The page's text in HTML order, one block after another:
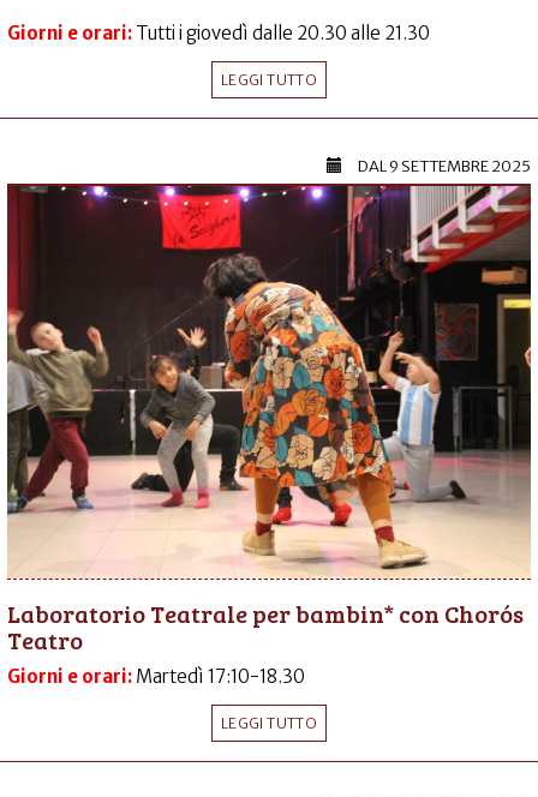
Giorni e orari: Tutti i giovedì dalle 20.30 alle 21.30
LEGGI TUTTO
DAL9 SETTEMBRE 2025
Laboratorio Teatrale per bambin* con Chorós
Teatro
Giorni e orari: Martedì 17:10-18.30
LEGGI TUTTO